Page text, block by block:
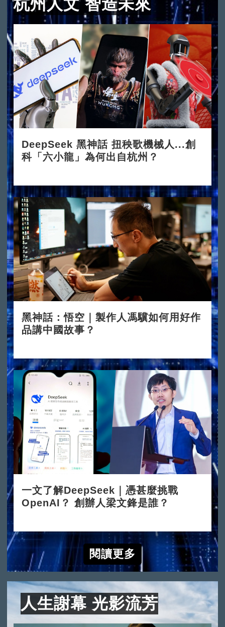
杭州人文 智造未來
DeepSeek 黑神話 扭秧歌機械人...創
科「六小龍」為何出自杭州？
黑神話：悟空｜製作人馮驥如何用好作
品講中國故事？
一文了解DeepSeek｜憑甚麼挑戰
OpenAI？ 創辦人梁文鋒是誰？
閱讀更多
人生謝幕 光影流芳